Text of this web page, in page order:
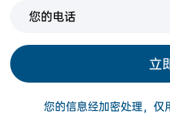
立
您的信息经加密处理，仅